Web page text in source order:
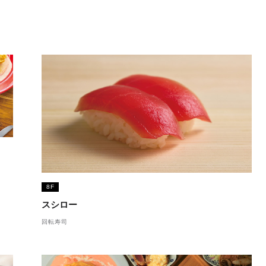
8F
スシロー
回転寿司